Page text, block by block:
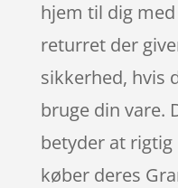
hjem til dig
returret der
sikkerhed, hvis
bruge din vare.
betyder at
køber deres